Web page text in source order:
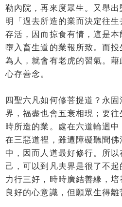
勒內院，再來度眾生。又舉
明「過去所造的業而決定往
存活，因而掠食有情，這是
墮入畜生道的業報所致。而
為人，就會有老虎的習氣。
心存善念。
四聖六凡如何修菩提道？永
界，福盡也會五衰相現；要往
時所造的業。處在六道輪迴中
在三惡道裡，雖遭障礙聽聞
中，因而人道最好修行。所
己，可以到凡夫界是很了不
力行三好，時時廣結善緣，
良好的心意識，但願眾生得離